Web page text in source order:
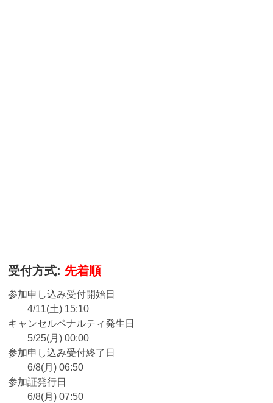
受付方式: 先着順
参加申し込み受付開始日
4/11(土) 15:10
キャンセルペナルティ発生日
5/25(月) 00:00
参加申し込み受付終了日
6/8(月) 06:50
参加証発行日
6/8(月) 07:50